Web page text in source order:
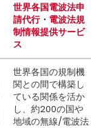
世界各国電波法申
請代行・ 電波法規
制情報提供サービ
ス
世界各国の規制機
関との間で構築し
ている関係を活か
し、約200の国や
地域の無線/電波法